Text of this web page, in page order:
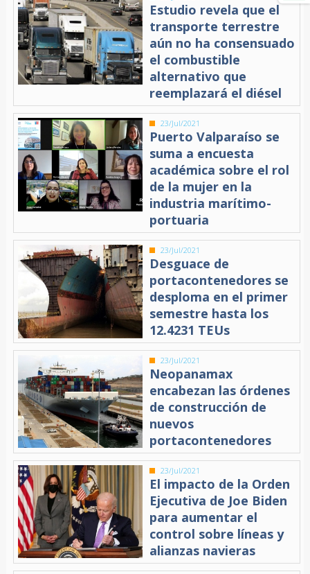
Estudio revela que el
transporte terrestre
aún no ha consensuado
el combustible
alternativo que
reemplazará el diésel
23/Jul/2021
Puerto Valparaíso se
suma a encuesta
académica sobre el rol
de la mujer en la
industria marítimo-
portuaria
23/Jul/2021
Desguace de
portacontenedores se
desploma en el primer
semestre hasta los
12.4231 TEUs
23/Jul/2021
Neopanamax
encabezan las órdenes
de construcción de
nuevos
portacontenedores
23/Jul/2021
El impacto de la Orden
Ejecutiva de Joe Biden
para aumentar el
control sobre líneas y
alianzas navieras